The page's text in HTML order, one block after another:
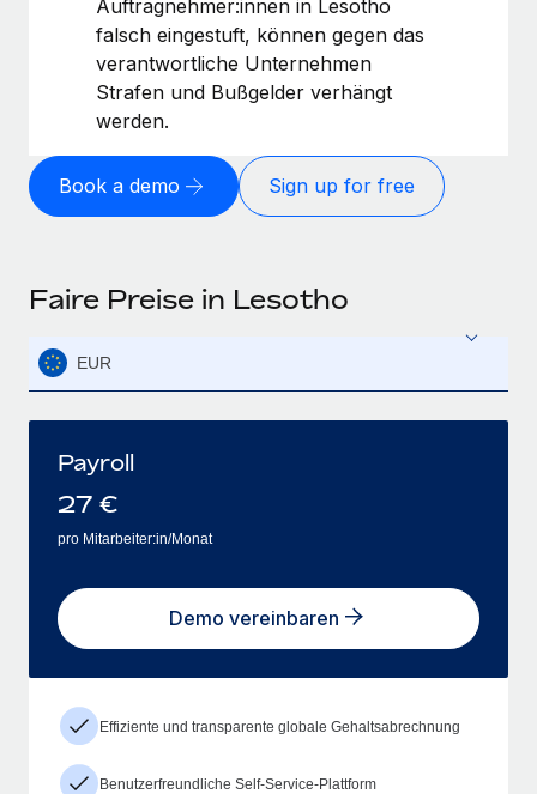
Auftragnehmer:innen in Lesotho
falsch eingestuft, können gegen das
verantwortliche Unternehmen
Strafen und Bußgelder verhängt
werden.
Book a demo Sign up for free
Faire Preise in Lesotho
EUR
Payroll
27 €
pro Mitarbeiter:in/Monat
Demo vereinbaren
Effiziente und transparente globale Gehaltsabrechnung
Benutzerfreundliche Self-Service-Plattform